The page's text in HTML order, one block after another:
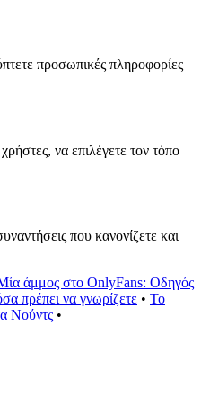
προσωπικές πληροφορίες
να επιλέγετε τον τόπο
που κανονίζετε και
άμμος στο OnlyFans: Οδηγός
πρέπει να γνωρίζετε • Το
Νούντς •